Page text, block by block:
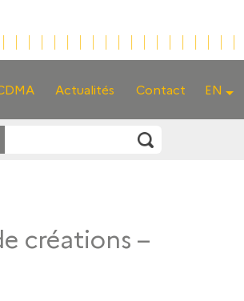
EN
Actualités Contact
créations –